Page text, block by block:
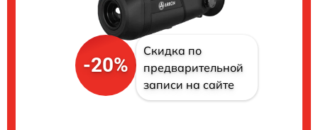
-20%
Скидка по
предварительной
записи на сайте